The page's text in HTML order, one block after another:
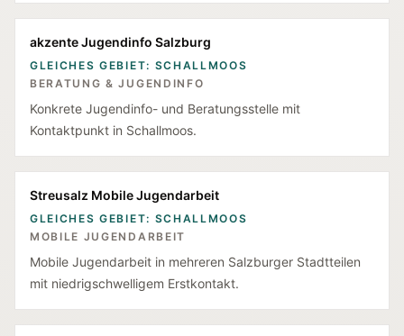
akzente Jugendinfo Salzburg
GLEICHES GEBIET: SCHALLMOOS
BERATUNG & JUGENDINFO
Konkrete Jugendinfo- und Beratungsstelle mit
Kontaktpunkt in Schallmoos.
Streusalz Mobile Jugendarbeit
GLEICHES GEBIET: SCHALLMOOS
MOBILE JUGENDARBEIT
Mobile Jugendarbeit in mehreren Salzburger Stadtteilen
mit niedrigschwelligem Erstkontakt.